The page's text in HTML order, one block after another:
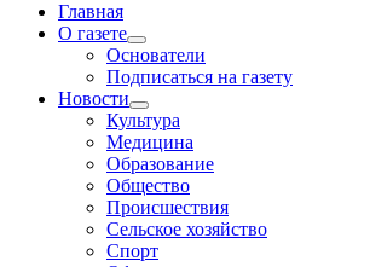
Главная
О газете
Основатели
Подписаться на газету
Новости
Культура
Медицина
Образование
Общество
Происшествия
Сельское хозяйство
Спорт